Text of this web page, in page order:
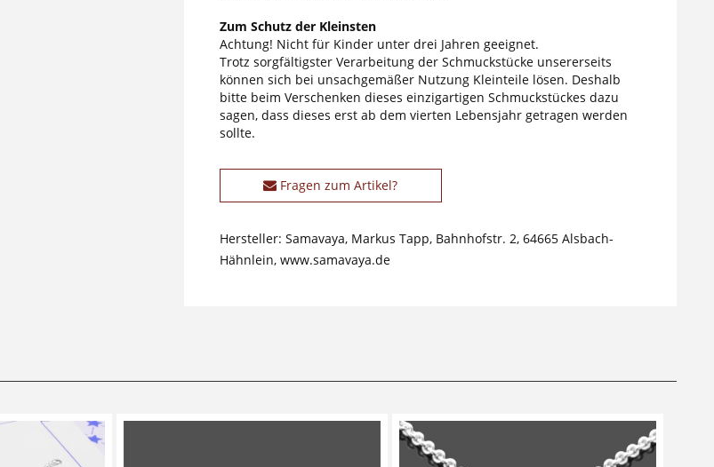
Zum Schutz der Kleinsten
Achtung! Nicht für Kinder unter drei Jahren geeignet.
Trotz sorgfältigster Verarbeitung der Schmuckstücke unsererseits
können sich bei unsachgemäßer Nutzung Kleinteile lösen. Deshalb
bitte beim Verschenken dieses einzigartigen Schmuckstückes dazu
sagen, dass dieses erst ab dem vierten Lebensjahr getragen werden
sollte.
Fragen zum Artikel?
Hersteller: Samavaya, Markus Tapp, Bahnhofstr. 2, 64665 Alsbach-
Hähnlein, www.samavaya.de